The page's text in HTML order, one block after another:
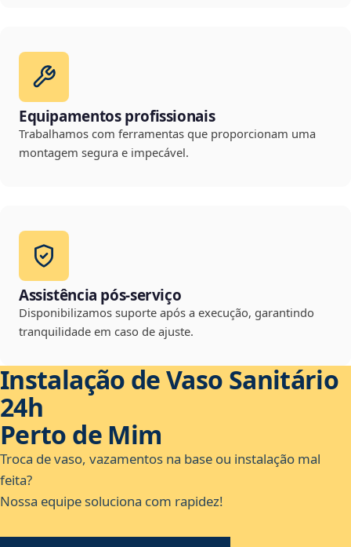
Equipamentos profissionais
Trabalhamos com ferramentas que proporcionam uma
montagem segura e impecável.
Assistência pós-serviço
Disponibilizamos suporte após a execução, garantindo
tranquilidade em caso de ajuste.
Instalação de Vaso Sanitário
24h
Perto de Mim
Troca de vaso, vazamentos na base ou instalação mal
feita?
Nossa equipe soluciona com rapidez!